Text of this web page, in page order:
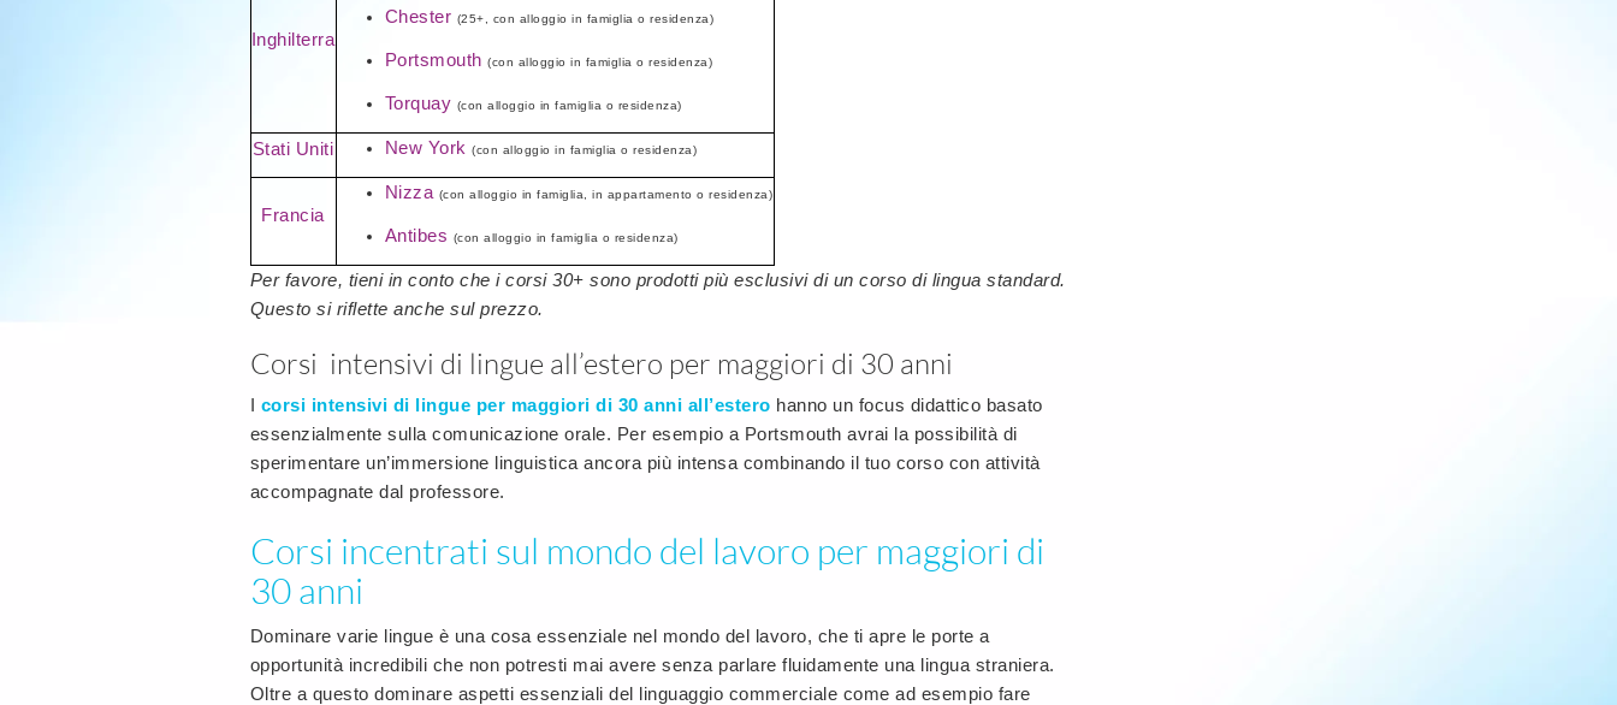
Inghilterra
Chester (25+, con alloggio in famiglia o residenza)
Portsmouth (con alloggio in famiglia o residenza)
Torquay (con alloggio in famiglia o residenza)
Stati Uniti New York (con alloggio in famiglia o residenza)
Francia
Nizza (con alloggio in famiglia, in appartamento o residenza)
Antibes (con alloggio in famiglia o residenza)
Per favore, tieni in conto che i corsi 30+ sono prodotti più esclusivi di un corso di lingua standard.
Questo si riflette anche sul prezzo.
Corsi intensivi di lingue all’estero per maggiori di 30 anni
I corsi intensivi di lingue per maggiori di 30 anni all’estero hanno un focus didattico basato
essenzialmente sulla comunicazione orale. Per esempio a Portsmouth avrai la possibilità di
sperimentare un’immersione linguistica ancora più intensa combinando il tuo corso con attività
accompagnate dal professore.
Corsi incentrati sul mondo del lavoro per maggiori di
30 anni
Dominare varie lingue è una cosa essenziale nel mondo del lavoro, che ti apre le porte a
opportunità incredibili che non potresti mai avere senza parlare fluidamente una lingua straniera.
Oltre a questo dominare aspetti essenziali del linguaggio commerciale come ad esempio fare